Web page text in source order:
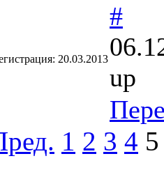
20.03.2013
#
up
1 2 3 4 5